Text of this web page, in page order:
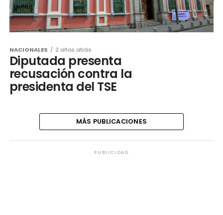
NACIONALES 2 años atrás
Diputada presenta
recusación contra la
presidenta del TSE
MÁS PUBLICACIONES
PUBLICIDAD